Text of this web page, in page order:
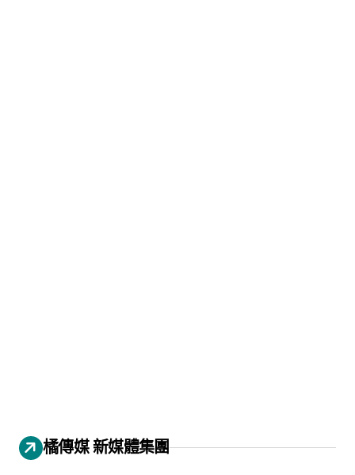
橘傳媒 新媒體集團